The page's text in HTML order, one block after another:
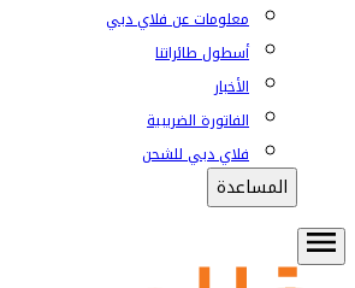
معلومات عن فلاي دبي
أسطول طائراتنا
الأخبار
الفاتورة الضريبية
فلاي دبي للشحن
المساعدة